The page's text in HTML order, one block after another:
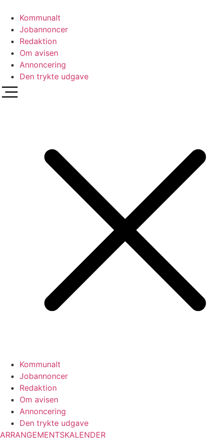
indhold
Kommunalt
Jobannoncer
Redaktion
Om avisen
Annoncering
Den trykte udgave
Kommunalt
Jobannoncer
Redaktion
Om avisen
Annoncering
Den trykte udgave
ARRANGEMENTSKALENDER